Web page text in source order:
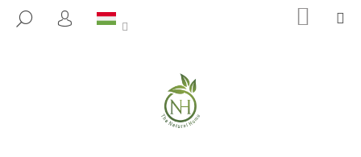
KERESÉS
BEJELENTKEZÉS